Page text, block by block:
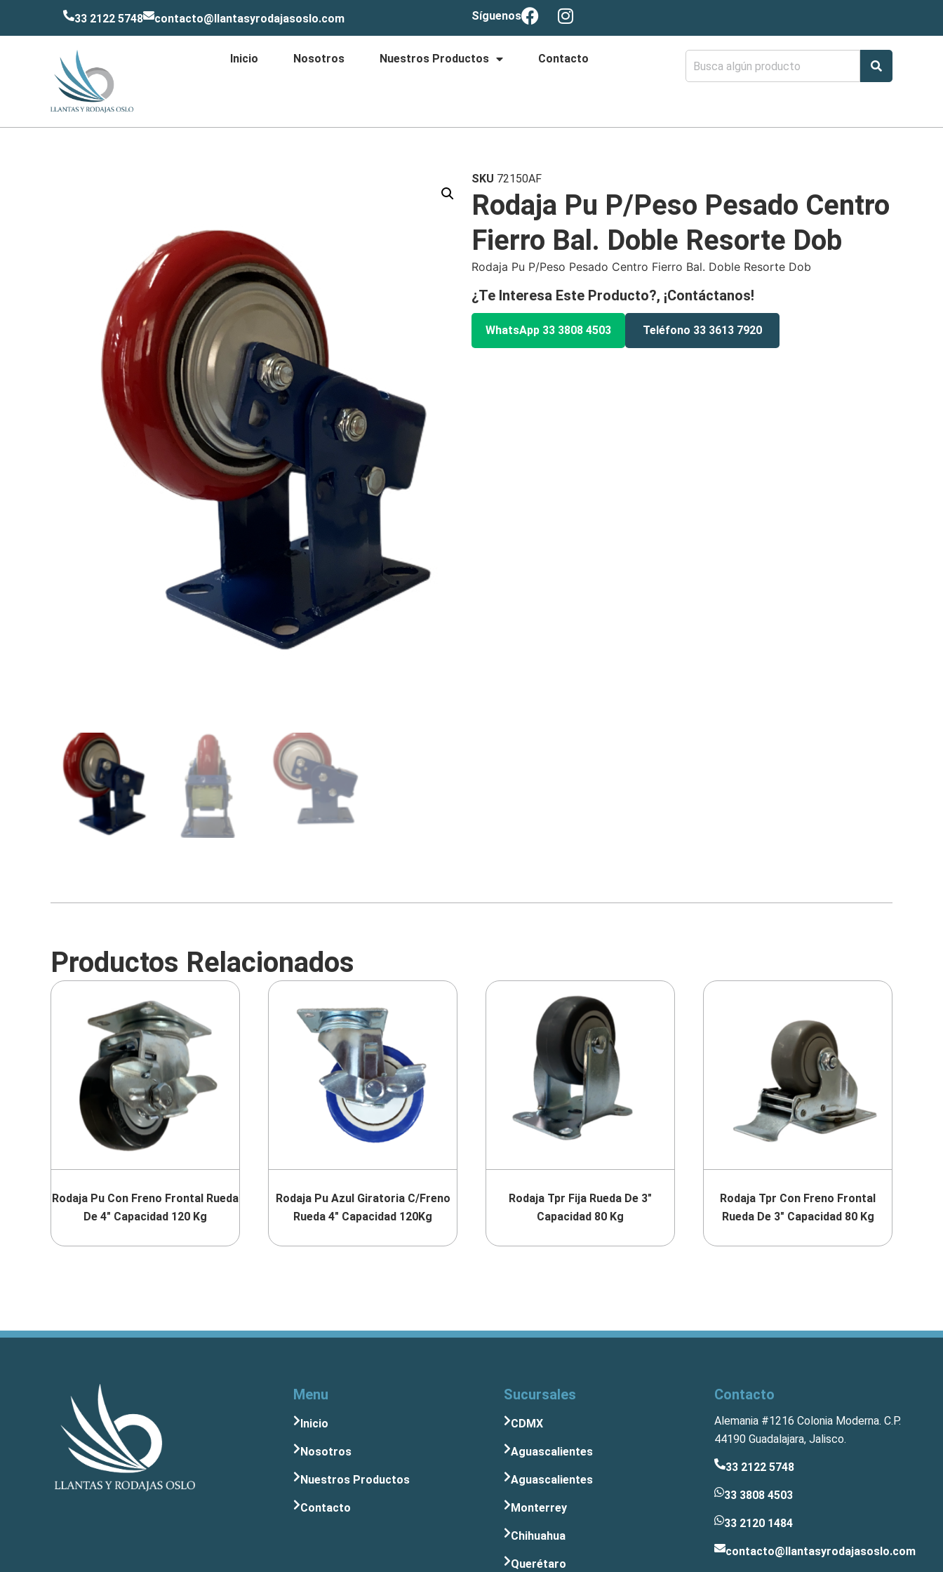
33 2122 5748 contacto@llantasyrodajasoslo.com Síguenos
Inicio Nosotros Nuestros Productos Contacto
SKU 72150AF
Rodaja Pu P/Peso Pesado Centro
Fierro Bal. Doble Resorte Dob
Rodaja Pu P/Peso Pesado Centro Fierro Bal. Doble Resorte Dob
¿Te Interesa Este Producto?, ¡Contáctanos!
WhatsApp 33 3808 4503 Teléfono 33 3613 7920
Productos Relacionados
Rodaja Pu Con Freno Frontal Rueda
De 4″ Capacidad 120 Kg
Rodaja Pu Azul Giratoria C/Freno
Rueda 4″ Capacidad 120Kg
Rodaja Tpr Fija Rueda De 3″
Capacidad 80 Kg
Rodaja Tpr Con Freno Frontal
Rueda De 3″ Capacidad 80 Kg
Menu
Inicio
Nosotros
Nuestros Productos
Contacto
Sucursales
CDMX
Aguascalientes
Aguascalientes
Monterrey
Chihuahua
Querétaro
Contacto
Alemania #1216 Colonia Moderna. C.P.
44190 Guadalajara, Jalisco.
33 2122 5748
33 3808 4503
33 2120 1484
contacto@llantasyrodajasoslo.com